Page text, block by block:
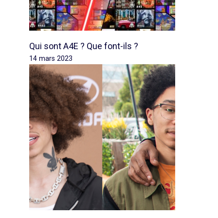
Qui sont A4E ? Que font-ils ?
14 mars 2023